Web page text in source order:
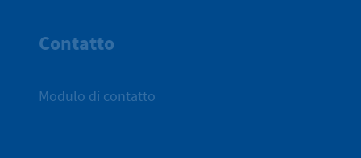
Contatto
Modulo di contatto